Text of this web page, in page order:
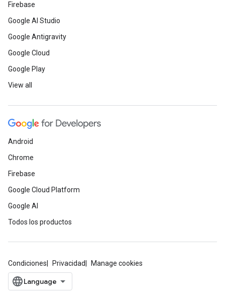
Firebase
Google AI Studio
Google Antigravity
Google Cloud
Google Play
View all
Android
Chrome
Firebase
Google Cloud Platform
Google AI
Todos los productos
Condiciones Privacidad Manage cookies